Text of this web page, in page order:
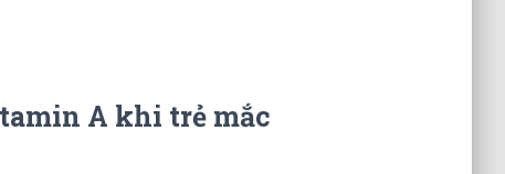
A khi trẻ mắc